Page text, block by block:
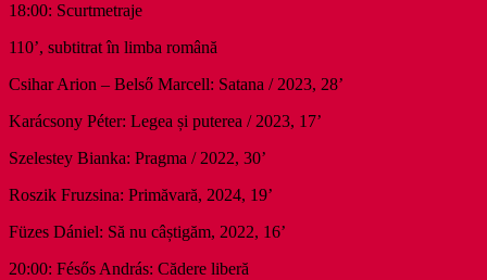
18:00: Scurtmetraje
110’, subtitrat în limba română
Csihar Arion – Belső Marcell: Satana / 2023, 28’
Karácsony Péter: Legea și puterea / 2023, 17’
Szelestey Bianka: Pragma / 2022, 30’
Roszik Fruzsina: Primăvară, 2024, 19’
Füzes Dániel: Să nu câștigăm, 2022, 16’
20:00: Fésős András: Cădere liberă